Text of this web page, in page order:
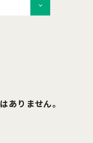
ありません。